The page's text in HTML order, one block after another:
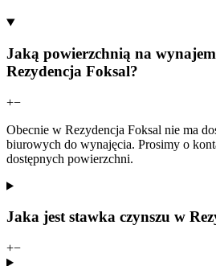
Jaką powierzchnią na
Rezydencja Foksal?
+−
Obecnie w Rezydencja Foksal nie ma
biurowych do wynajęcia. Prosimy o
dostępnych powierzchni.
Jaka jest stawka czynszu w
+−